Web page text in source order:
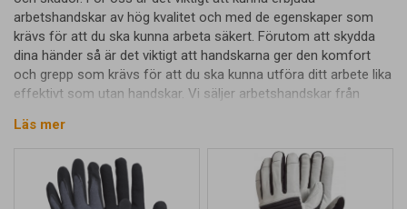
arbetshandskar av hög kvalitet och med de egenskaper som
krävs för att du ska kunna arbeta säkert. Förutom att skydda
dina händer så är det viktigt att handskarna ger den komfort
och grepp som krävs för att du ska kunna utföra ditt arbete lika
effektivt som utan handskar. Vi säljer arbetshandskar från
ständigt tar nya kliv framåt för att designa de bästa
handskarna. När du köper arbetshandskar från varumärket
Gloves Pro® kan du vara säker på att du får ett par riktigt bra
och tåliga handskar som håller måttet.
Läs mer